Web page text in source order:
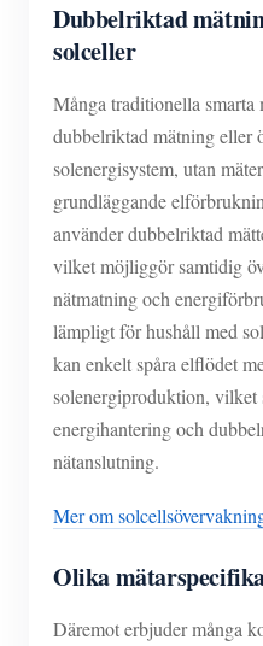
Dubbelriktad
solceller
Många traditionella smarta
dubbelriktad mätning eller
solenergisystem, utan
grundläggande
använder dubbelriktad
vilket möjliggör samtidig
nätmatning och
lämpligt för hushåll med
kan enkelt spåra elflödet
solenergiproduktion, vilket
energihantering och
nätanslutning.
Mer om
Olika
Däremot erbjuder många